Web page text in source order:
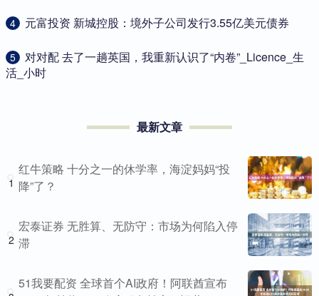
4 ​元富投资 新城控股：境外子公司发行3.55亿美元债券
5
​对对配 去了一趟英国，我重新认识了“内卷”_Licence_生
活_小时
最新文章
1
红牛策略 十分之一的休学率，海淀妈妈“投
降”了？
2
宏泰证券 无胜算、无防守：市场为何陷入停
滞
51我要配资 全球首个AI政府！阿联酋宣布